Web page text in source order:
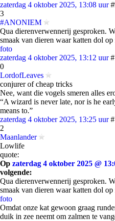
zaterdag 4 oktober 2025, 13:08 uur
3
#ANONIEM
Qua dierenverwennerij gesproken.
smaak van dieren waar katten dol
foto
zaterdag 4 oktober 2025, 13:12 uur
0
LordofLeaves
conjurer of cheap tricks
Nee, want die vogels smeren alles
“A wizard is never late, nor is he
means to.”
zaterdag 4 oktober 2025, 13:25 uur
2
Maanlander
Lowlife
quote:
Op zaterdag 4 oktober 2025 @
volgende:
Qua dierenverwennerij gesproken.
smaak van dieren waar katten dol
foto
Omdat onze kat gewoon graag
duik in zee neemt om zalmen te